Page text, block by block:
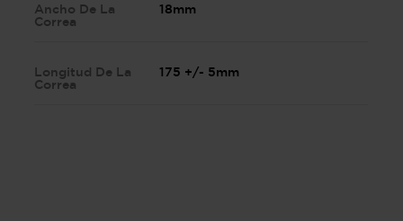
Ancho De La
Correa
18mm
Longitud De La
Correa
175 +/- 5mm